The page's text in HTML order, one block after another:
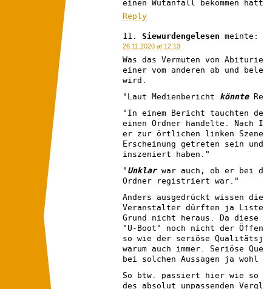
einen Wutanfall bekommen
Reply
Siewurdengelesen meinte:
26.11.2020 at 12:13
Was das Vermuten von
einer vom anderen ab und
wird.
"Laut Medienbericht könnte
"In einem Bericht tauchten
einen Ordner handelte. Nach
er zur örtlichen linken Szene
Erscheinung getreten sein
inszeniert haben."
" Unklarwar auch, ob er bei
Ordner registriert war."
Anders ausgedrückt wissen
Veranstalter dürften ja
Grund nicht heraus. Da
"U-Boot" noch nicht der
so wie der seriöse
warum auch immer. Seriöse
bei solchen Aussagen ja wohl
So btw. passiert hier wie so
des absolut unpassenden